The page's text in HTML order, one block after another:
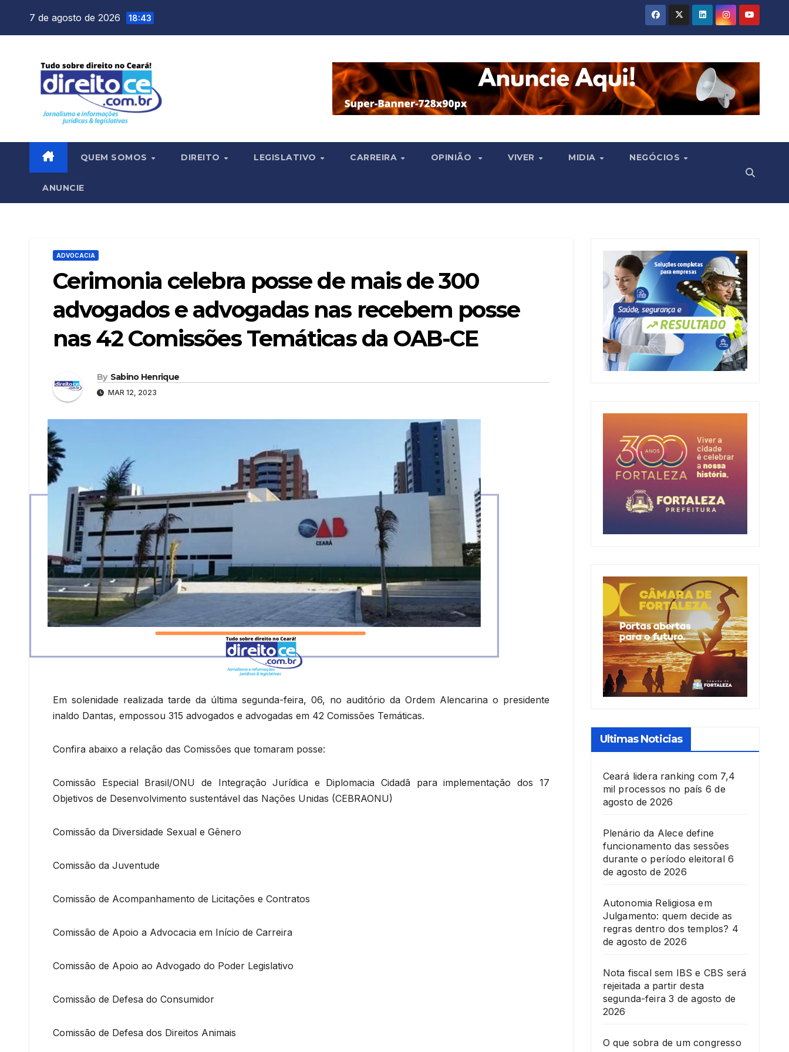
7 de agosto de 2026 18:43
QUEM SOMOS DIREITO LEGISLATIVO CARREIRA OPINIÃO VIVER MIDIA NEGÓCIOS
ANUNCIE
ADVOCACIA
Cerimonia celebra posse de mais de 300
advogados e advogadas nas recebem posse
nas 42 Comissões Temáticas da OAB-CE
By Sabino Henrique
MAR 12, 2023
Em solenidade realizada tarde da última segunda-feira, 06, no auditório da Ordem Alencarina o presidente
inaldo Dantas, empossou 315 advogados e advogadas em 42 Comissões Temáticas.
Confira abaixo a relação das Comissões que tomaram posse:
Comissão Especial Brasil/ONU de Integração Jurídica e Diplomacia Cidadã para implementação dos 17
Objetivos de Desenvolvimento sustentável das Nações Unidas (CEBRAONU)
Comissão da Diversidade Sexual e Gênero
Comissão da Juventude
Comissão de Acompanhamento de Licitações e Contratos
Comissão de Apoio a Advocacia em Início de Carreira
Comissão de Apoio ao Advogado do Poder Legislativo
Comissão de Defesa do Consumidor
Comissão de Defesa dos Direitos Animais
Ultimas Noticias
Ceará lidera ranking com 7,4
mil processos no país 6 de
agosto de 2026
Plenário da Alece define
funcionamento das sessões
durante o período eleitoral 6
de agosto de 2026
Autonomia Religiosa em
Julgamento: quem decide as
regras dentro dos templos? 4
de agosto de 2026
Nota fiscal sem IBS e CBS será
rejeitada a partir desta
segunda-feira 3 de agosto de
2026
O que sobra de um congresso